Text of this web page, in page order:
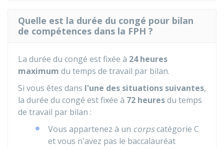
Quelle est la durée du congé pour bilan
de compétences dans la FPH ?
La durée du congé est fixée à 24 heures
maximum du temps de travail par bilan.
Si vous êtes dans l'une des situations suivantes,
la durée du congé est fixée à 72 heuresdu temps
de travail par bilan :
Vous appartenez à un corpscatégorie C
et vous n'avez pas le baccalauréat